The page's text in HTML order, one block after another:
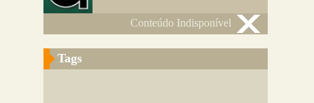
Conteúdo Indisponível
Tags